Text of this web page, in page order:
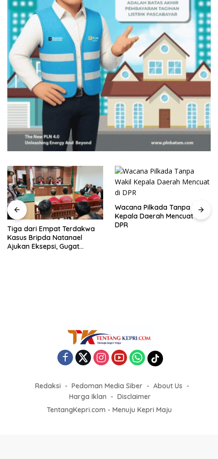
Tiga dari Empat Terdakwa
Kasus Bripda Natanael
Ajukan Eksepsi, Gugat
Wacana Pilkada Tanpa Wakil
Kepala Daerah Mencuat di
DPR
Redaksi Pedoman Media Siber
About Us
Harga Iklan
Disclaimer
TentangKepri.com - Menuju Kepri Maju